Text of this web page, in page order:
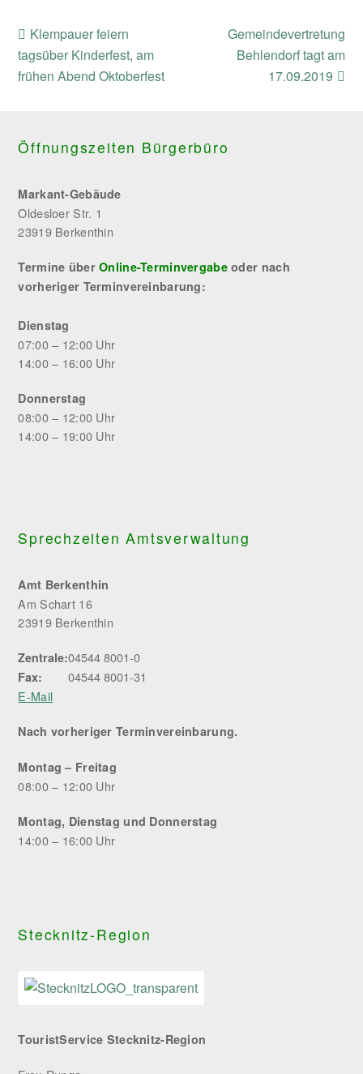
previous
post:
Klempauer feiern
tagsüber Kinderfest, am
frühen Abend Oktoberfest
next
post:
Gemeindevertretung
Behlendorf tagt am
17.09.2019
Öffnungszeiten Bürgerbüro
Markant-Gebäude
Oldesloer Str. 1
23919 Berkenthin
Termine überOnline-Terminvergabeoder nach
vorheriger Terminvereinbarung:
Dienstag
07:00 – 12:00 Uhr
14:00 – 16:00 Uhr
Donnerstag
08:00 – 12:00 Uhr
14:00 – 19:00 Uhr
Sprechzeiten Amtsverwaltung
Amt Berkenthin
Am Schart 16
23919 Berkenthin
Zentrale:04544 8001-0
Fax:
04544 8001-31
E-Mail
Nach vorheriger Terminvereinbarung.
Montag – Freitag
08:00 – 12:00 Uhr
Montag, Dienstag und Donnerstag
14:00 – 16:00 Uhr
Stecknitz-Region
TouristService Stecknitz-Region